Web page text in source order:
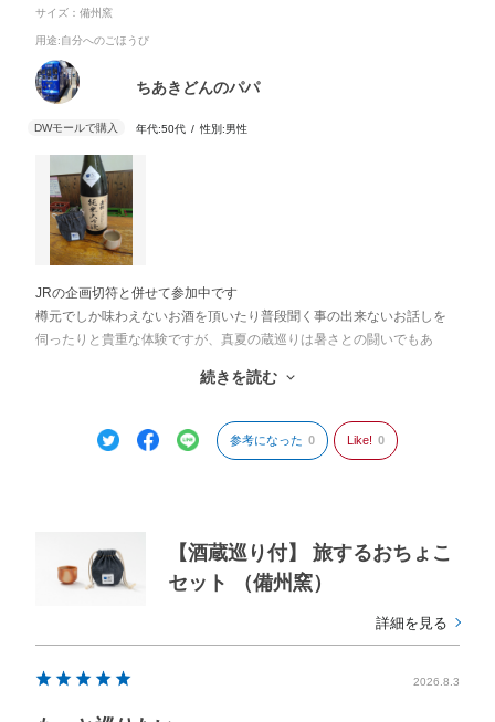
サイズ：備州窯
用途:自分へのごほうび
ちあきどんのパパ
年代:50代 性別:男性
JRの企画切符と併せて参加中です
樽元でしか味わえないお酒を頂いたり普段聞く事の出来ないお話しを
伺ったりと貴重な体験ですが、真夏の蔵巡りは暑さとの闘いでもあ
しかし真夏の太陽の下、汗だくでたどり着いた蔵元で頂くお酒の味と
続きを読む
参考になった 0 Like! 0
【酒蔵巡り付】 旅するおちょこ
セット （備州窯）
詳細を見る
2026.8.3